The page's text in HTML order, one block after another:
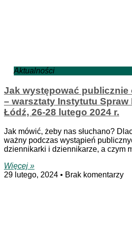
Aktualności
Jak występować publicznie
– warsztaty Instytutu Spraw
Łódź, 26-28 lutego 2024 r.
Jak mówić, żeby nas słuchano?
ważny podczas wystąpień
dziennikarki i dziennikarze, a czym
Więcej »
29 lutego, 2024
Brak komentarzy